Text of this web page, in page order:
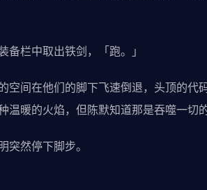
备栏中取出铁剑，「跑。」
空间在他们的脚下飞速倒退，头顶的代
温暖的火焰，但陈默知道那是吞噬一切的
突然停下脚步。